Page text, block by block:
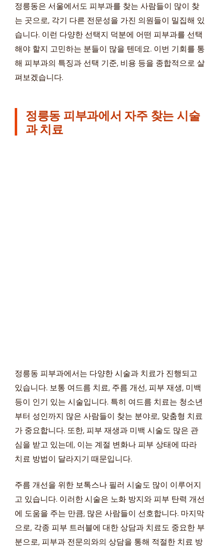
정릉동은 서울에서도 피부과를 찾는 사람들이 많이 찾
는 곳으로, 각기 다른 전문성을 가진 의원들이 밀집해 있
습니다. 이런 다양한 선택지 덕분에 어떤 피부과를 선택
해야 할지 고민하는 분들이 많을 텐데요. 이번 기회를 통
해 피부과의 특징과 선택 기준, 비용 등을 종합적으로 살
펴보겠습니다.
정릉동 피부과에서 자주 찾는 시술
과 치료
정릉동 피부과에서는 다양한 시술과 치료가 진행되고
있습니다. 보통 여드름 치료, 주름 개선, 피부 재생, 미백
등이 인기 있는 시술입니다. 특히 여드름 치료는 청소년
부터 성인까지 많은 사람들이 찾는 분야로, 맞춤형 치료
가 중요합니다. 또한, 피부 재생과 미백 시술도 많은 관
심을 받고 있는데, 이는 계절 변화나 피부 상태에 따라
치료 방법이 달라지기 때문입니다.
주름 개선을 위한 보톡스나 필러 시술도 많이 이루어지
고 있습니다. 이러한 시술은 노화 방지와 피부 탄력 개선
에 도움을 주는 만큼, 많은 사람들이 선호합니다. 마지막
으로, 각종 피부 트러블에 대한 상담과 치료도 중요한 부
분으로, 피부과 전문의와의 상담을 통해 적절한 치료 방